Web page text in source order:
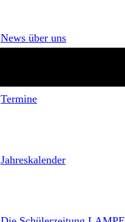
News über uns
Termine
Jahreskalender